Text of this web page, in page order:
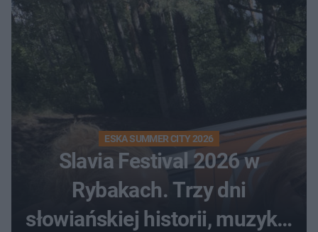
ESKA SUMMER CITY 2026
Slavia Festival 2026 w
Rybakach. Trzy dni
słowiańskiej historii, muzyki i